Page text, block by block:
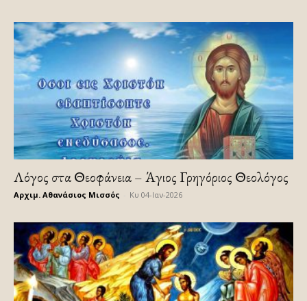
Λόγος στα Θεοφάνεια – Άγιος Γρηγόριος Θεολόγος
Αρχιμ. Αθανάσιος Μισσός Κυ 04-Ιαν-2026